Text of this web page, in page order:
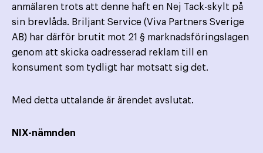
anmälaren trots att denne haft en Nej Tack-skylt på
sin brevlåda. Briljant Service (Viva Partners Sverige
AB) har därför brutit mot 21 § marknadsföringslagen
genom att skicka oadresserad reklam till en
konsument som tydligt har motsatt sig det.
Med detta uttalande är ärendet avslutat.
NIX-nämnden